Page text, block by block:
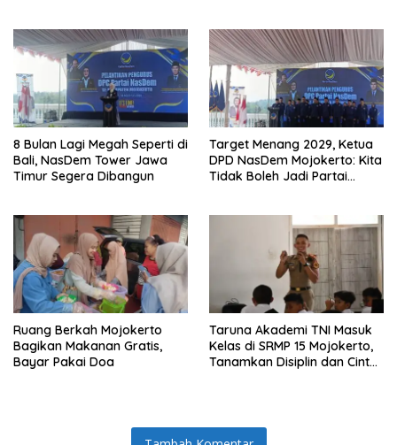
8 Bulan Lagi Megah Seperti di
Bali, NasDem Tower Jawa
Timur Segera Dibangun
Target Menang 2029, Ketua
DPD NasDem Mojokerto: Kita
Tidak Boleh Jadi Partai
Ruang Berkah Mojokerto
Bagikan Makanan Gratis,
Bayar Pakai Doa
Taruna Akademi TNI Masuk
Kelas di SRMP 15 Mojokerto,
Tanamkan Disiplin dan Cinta